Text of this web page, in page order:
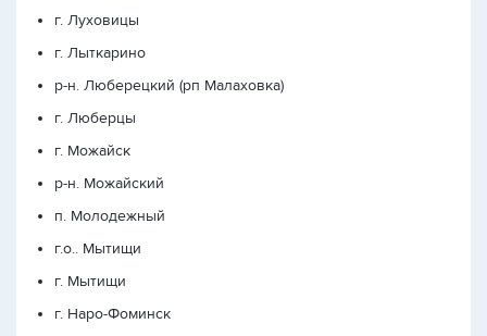
г. Луховицы
г. Лыткарино
р-н. Люберецкий (рп Малаховка)
г. Люберцы
г. Можайск
р-н. Можайский
п. Молодежный
г.о.. Мытищи
г. Мытищи
г. Наро-Фоминск